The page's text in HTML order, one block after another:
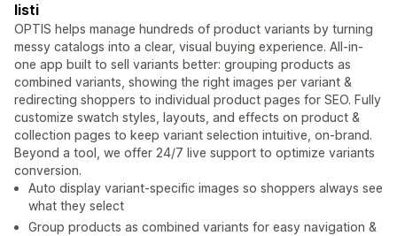
listi
OPTIS helps manage hundreds of product variants by turning
messy catalogs into a clear, visual buying experience. All-in-
one app built to sell variants better: grouping products as
combined variants, showing the right images per variant &
redirecting shoppers to individual product pages for SEO. Fully
customize swatch styles, layouts, and effects on product &
collection pages to keep variant selection intuitive, on-brand.
Beyond a tool, we offer 24/7 live support to optimize variants
conversion.
Auto display variant-specific images so shoppers always see
what they select
Group products as combined variants for easy navigation &